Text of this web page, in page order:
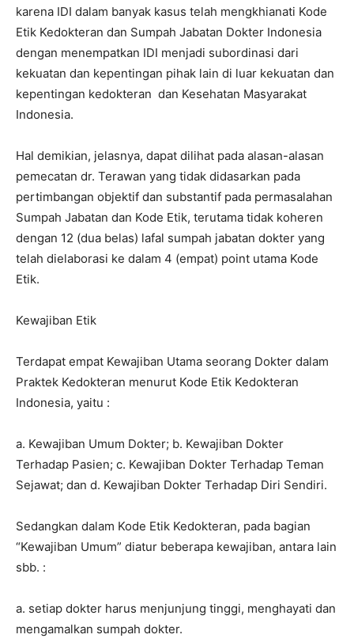
karena IDI dalam banyak kasus telah mengkhianati Kode
Etik Kedokteran dan Sumpah Jabatan Dokter Indonesia
dengan menempatkan IDI menjadi subordinasi dari
kekuatan dan kepentingan pihak lain di luar kekuatan dan
kepentingan kedokteran dan Kesehatan Masyarakat
Indonesia.
Hal demikian, jelasnya, dapat dilihat pada alasan-alasan
pemecatan dr. Terawan yang tidak didasarkan pada
pertimbangan objektif dan substantif pada permasalahan
Sumpah Jabatan dan Kode Etik, terutama tidak koheren
dengan 12 (dua belas) lafal sumpah jabatan dokter yang
telah dielaborasi ke dalam 4 (empat) point utama Kode
Etik.
Kewajiban Etik
Terdapat empat Kewajiban Utama seorang Dokter dalam
Praktek Kedokteran menurut Kode Etik Kedokteran
Indonesia, yaitu :
a. Kewajiban Umum Dokter; b. Kewajiban Dokter
Terhadap Pasien; c. Kewajiban Dokter Terhadap Teman
Sejawat; dan d. Kewajiban Dokter Terhadap Diri Sendiri.
Sedangkan dalam Kode Etik Kedokteran, pada bagian
“Kewajiban Umum” diatur beberapa kewajiban, antara lain
sbb. :
a. setiap dokter harus menjunjung tinggi, menghayati dan
mengamalkan sumpah dokter.